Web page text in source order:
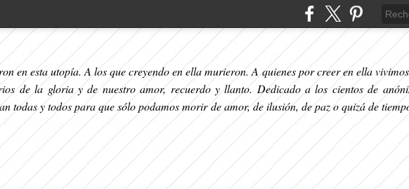
en esta utopía. A los que creyendo en ella murieron. A quienes por creer en ella
de la gloria y de nuestro amor, recuerdo y llanto. Dedicado a los cientos de
todas y todos para que sólo podamos morir de amor, de ilusión, de paz o quizá de